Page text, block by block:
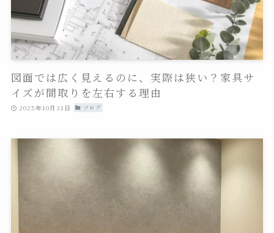
図面では広く見えるのに、実際は狭い？家具サ
イズが間取りを左右する理由
2025年10月31日 ブログ